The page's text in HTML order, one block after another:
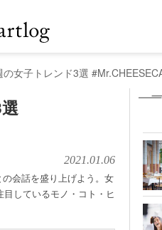
女子トレンド3選
2021.01.06
会話を盛り上げよう。女
しているモノ・コト・ヒ